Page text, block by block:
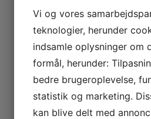
Stenalderen
Støt Sagnlandet Lejre
Tag på ferie i vikingetiden
Tak for din hjælp!
Tak fordi du udfyldte vores
Teambuilding
Temaweekender/uger
Tilfredshedsundersøgelse af
fortidsfamilie
Vi og vores
teknologier, herunder
indsamle oplysninger om
formål, herunder:
bedre brugeroplevelse,
statistik og marketing.
kan blive delt med